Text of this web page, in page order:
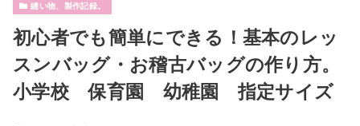
縫い物、製作記録。
初心者でも簡単にできる！基本のレッ
スンバッグ・お稽古バッグの作り方。
小学校 保育園 幼稚園 指定サイズ